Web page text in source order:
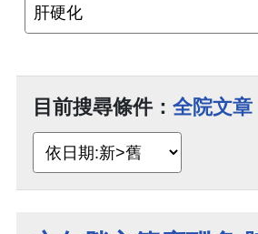
目前搜尋條件： 全院文章